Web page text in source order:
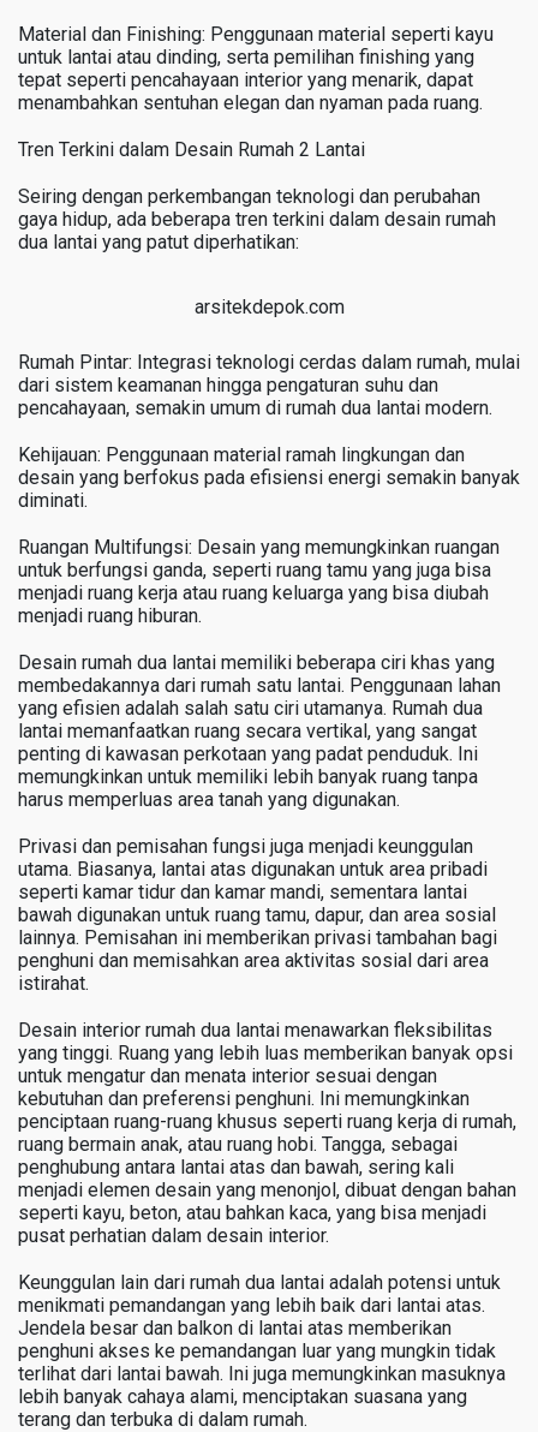
Material dan Finishing: Penggunaan material seperti kayu
untuk lantai atau dinding, serta pemilihan finishing yang
tepat seperti pencahayaan interior yang menarik, dapat
menambahkan sentuhan elegan dan nyaman pada ruang.
Tren Terkini dalam Desain Rumah 2 Lantai
Seiring dengan perkembangan teknologi dan perubahan
gaya hidup, ada beberapa tren terkini dalam desain rumah
dua lantai yang patut diperhatikan:
arsitekdepok.com
Rumah Pintar: Integrasi teknologi cerdas dalam rumah, mulai
dari sistem keamanan hingga pengaturan suhu dan
pencahayaan, semakin umum di rumah dua lantai modern.
Kehijauan: Penggunaan material ramah lingkungan dan
desain yang berfokus pada efisiensi energi semakin banyak
diminati.
Ruangan Multifungsi: Desain yang memungkinkan ruangan
untuk berfungsi ganda, seperti ruang tamu yang juga bisa
menjadi ruang kerja atau ruang keluarga yang bisa diubah
menjadi ruang hiburan.
Desain rumah dua lantai memiliki beberapa ciri khas yang
membedakannya dari rumah satu lantai. Penggunaan lahan
yang efisien adalah salah satu ciri utamanya. Rumah dua
lantai memanfaatkan ruang secara vertikal, yang sangat
penting di kawasan perkotaan yang padat penduduk. Ini
memungkinkan untuk memiliki lebih banyak ruang tanpa
harus memperluas area tanah yang digunakan.
Privasi dan pemisahan fungsi juga menjadi keunggulan
utama. Biasanya, lantai atas digunakan untuk area pribadi
seperti kamar tidur dan kamar mandi, sementara lantai
bawah digunakan untuk ruang tamu, dapur, dan area sosial
lainnya. Pemisahan ini memberikan privasi tambahan bagi
penghuni dan memisahkan area aktivitas sosial dari area
istirahat.
Desain interior rumah dua lantai menawarkan fleksibilitas
yang tinggi. Ruang yang lebih luas memberikan banyak opsi
untuk mengatur dan menata interior sesuai dengan
kebutuhan dan preferensi penghuni. Ini memungkinkan
penciptaan ruang-ruang khusus seperti ruang kerja di rumah,
ruang bermain anak, atau ruang hobi. Tangga, sebagai
penghubung antara lantai atas dan bawah, sering kali
menjadi elemen desain yang menonjol, dibuat dengan bahan
seperti kayu, beton, atau bahkan kaca, yang bisa menjadi
pusat perhatian dalam desain interior.
Keunggulan lain dari rumah dua lantai adalah potensi untuk
menikmati pemandangan yang lebih baik dari lantai atas.
Jendela besar dan balkon di lantai atas memberikan
penghuni akses ke pemandangan luar yang mungkin tidak
terlihat dari lantai bawah. Ini juga memungkinkan masuknya
lebih banyak cahaya alami, menciptakan suasana yang
terang dan terbuka di dalam rumah.